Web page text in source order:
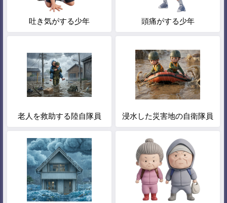
吐き気がする少年 頭痛がする少年
老人を救助する陸自隊員 浸水した災害地の自衛隊員